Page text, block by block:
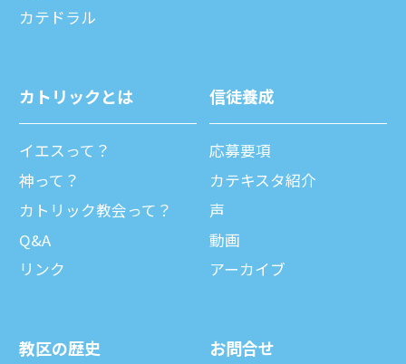
カテドラル
カトリックとは
イエスって？
神って？
カトリック教会って？
Q&A
リンク
信徒養成
応募要項
カテキスタ紹介
声
動画
アーカイブ
教区の歴史 お問合せ